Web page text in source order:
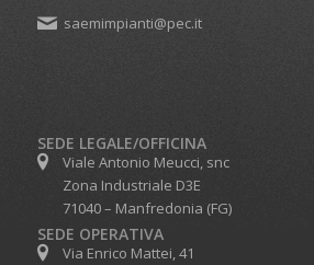
saemimpianti@pec.it
SEDE LEGALE/OFFICINA
Viale Antonio Meucci, snc
Zona Industriale D3E
71040 – Manfredonia (FG)
SEDE OPERATIVA
Via Enrico Mattei, 41